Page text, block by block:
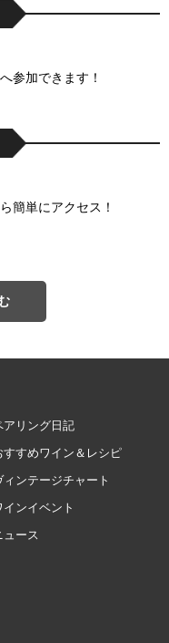
参加できます！
簡単にアクセス！
アリング日記
すすめワイン＆レシピ
ィンテージチャート
インイベント
ュース